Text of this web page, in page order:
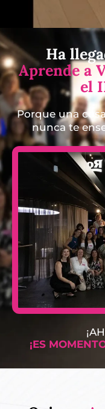
Ha
Aprende a
el
Porque una
nunca te
¡ES